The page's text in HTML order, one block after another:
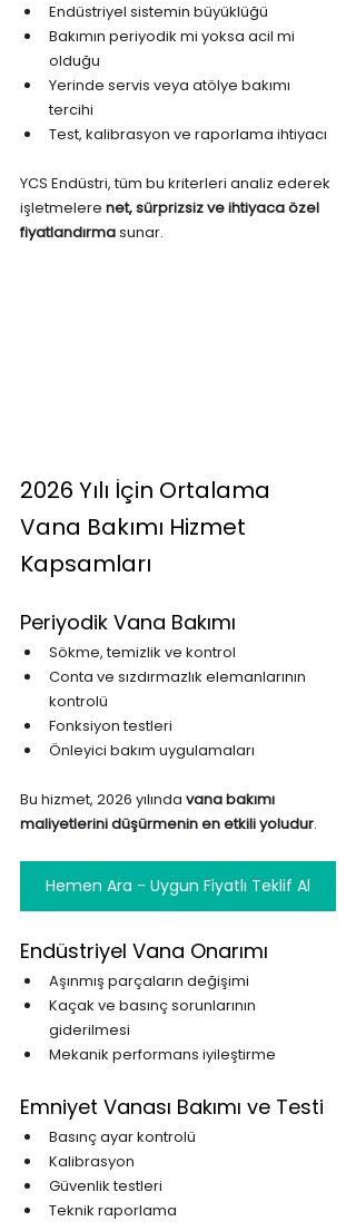
Endüstriyel sistemin büyüklüğü
Bakımın periyodik mi yoksa acil mi
olduğu
Yerinde servis veya atölye bakımı
tercihi
Test, kalibrasyon ve raporlama ihtiyacı
YCS Endüstri, tüm bu kriterleri analiz ederek
işletmelere net, sürprizsiz ve ihtiyaca özel
fiyatlandırma sunar.
2026 Yılı İçin Ortalama
Vana Bakımı Hizmet
Kapsamları
Periyodik Vana Bakımı
Sökme, temizlik ve kontrol
Conta ve sızdırmazlık elemanlarının
kontrolü
Fonksiyon testleri
Önleyici bakım uygulamaları
Bu hizmet, 2026 yılında vana bakımı
maliyetlerini düşürmenin en etkili yoludur.
Hemen Ara - Uygun Fiyatlı Teklif Al
Endüstriyel Vana Onarımı
Aşınmış parçaların değişimi
Kaçak ve basınç sorunlarının
giderilmesi
Mekanik performans iyileştirme
Emniyet Vanası Bakımı ve Testi
Basınç ayar kontrolü
Kalibrasyon
Güvenlik testleri
Teknik raporlama